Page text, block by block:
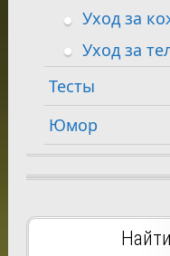
Уход за
Уход за
Тесты
Юмор